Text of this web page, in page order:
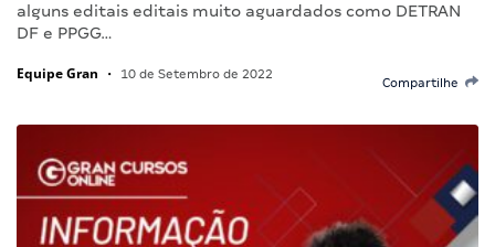
alguns editais editais muito aguardados como DETRAN
DF e PPGG…
Equipe Gran • 10 de Setembro de 2022
Compartilhe